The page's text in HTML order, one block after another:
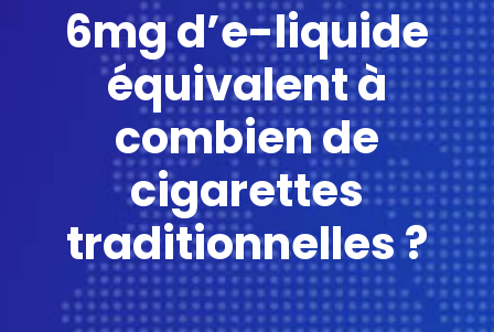
6mg d’e-liquide
équivalent à
combien de
cigarettes
traditionnelles ?